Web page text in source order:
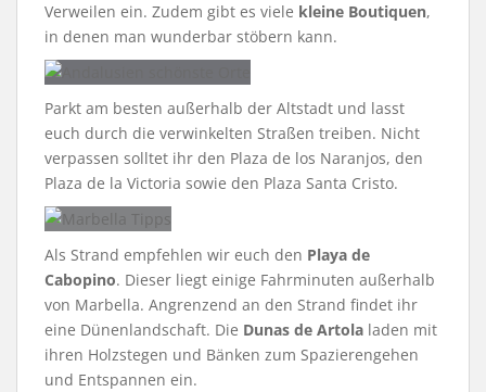
Verweilen ein. Zudem gibt es viele kleine Boutiquen,
in denen man wunderbar stöbern kann.
Parkt am besten außerhalb der Altstadt und lasst
euch durch die verwinkelten Straßen treiben. Nicht
verpassen solltet ihr den Plaza de los Naranjos, den
Plaza de la Victoria sowie den Plaza Santa Cristo.
Als Strand empfehlen wir euch den Playa de
Cabopino. Dieser liegt einige Fahrminuten außerhalb
von Marbella. Angrenzend an den Strand findet ihr
eine Dünenlandschaft. Die Dunas de Artola laden mit
ihren Holzstegen und Bänken zum Spazierengehen
und Entspannen ein.